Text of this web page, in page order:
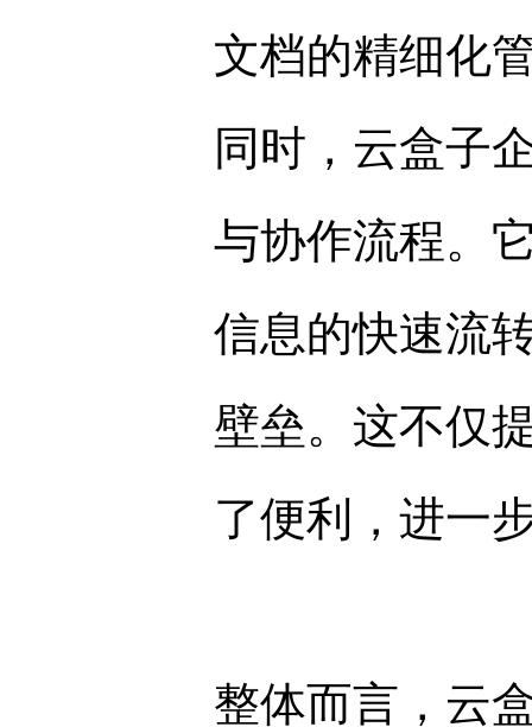
文档的精细化
同时，云盒子
与协作流程。
信息的快速流
壁垒。这不仅
了便利，进一
整体而言，云